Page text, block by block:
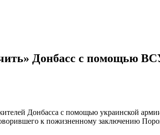
Донбасс с помощью
Донбасса с помощью украинской
к пожизненному заключению